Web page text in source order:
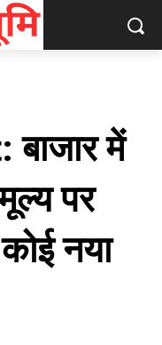
में
पर
नया